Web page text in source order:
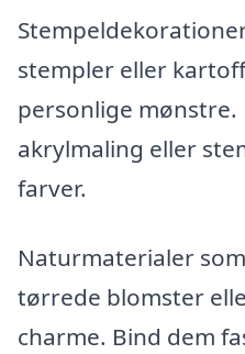
stempler eller
personlige mønstre.
akrylmaling eller
farver.
Naturmaterialer
tørrede blomster
charme. Bind dem